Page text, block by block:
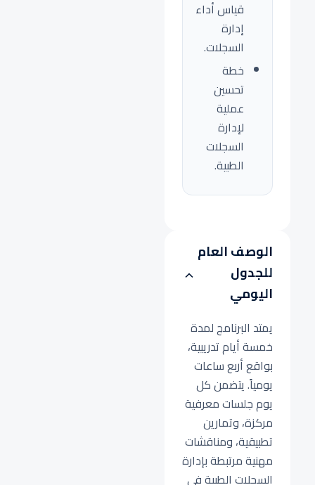
قياس أداء
إدارة
السجلات.
خطة
تحسين
عملية
لإدارة
السجلات
الطبية.
الوصف العام
للجدول
اليومي
يمتد البرنامج لمدة
خمسة أيام تدريبية،
بواقع أربع ساعات
يومياً. يتضمن كل
يوم جلسات معرفية
مركزة، وتمارين
تطبيقية، ومناقشات
مهنية مرتبطة بإدارة
السجلات الطبية في